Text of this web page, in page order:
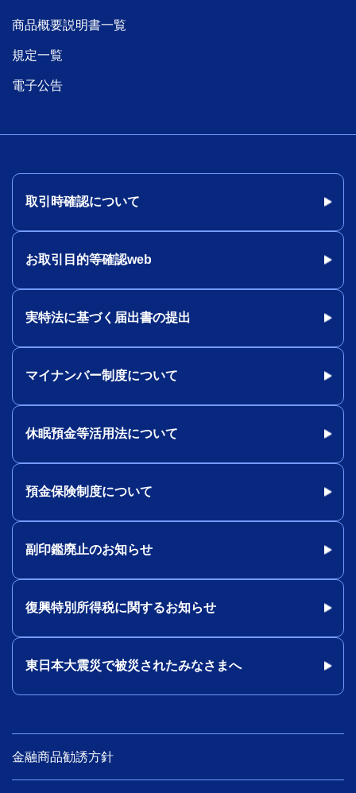
商品概要説明書一覧
規定一覧
電子公告
取引時確認について
お取引目的等確認web
実特法に基づく届出書の提出
マイナンバー制度について
休眠預金等活用法について
預金保険制度について
副印鑑廃止のお知らせ
復興特別所得税に関するお知らせ
東日本大震災で被災されたみなさまへ
金融商品勧誘方針